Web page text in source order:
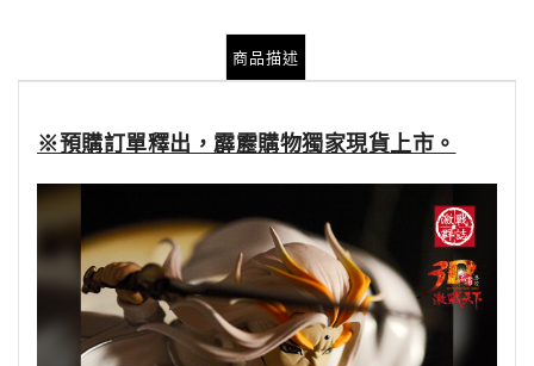
商品描述
※預購訂單釋出，霹靂購物獨家現貨上市。